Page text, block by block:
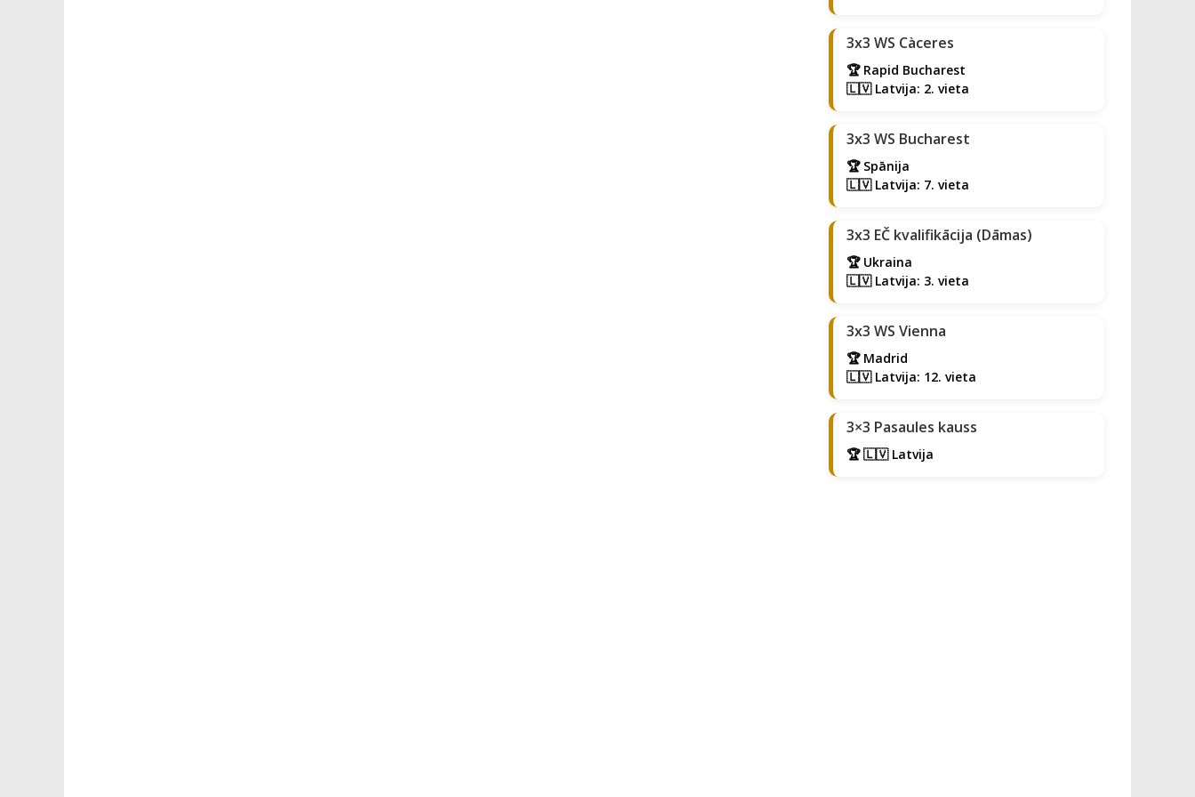
3x3 WS Càceres
🏆 Rapid Bucharest
🇱🇻 Latvija: 2. vieta
3x3 WS Bucharest
🏆 Spānija
🇱🇻 Latvija: 7. vieta
3x3 EČ kvalifikācija (Dāmas)
🏆 Ukraina
🇱🇻 Latvija: 3. vieta
3x3 WS Vienna
🏆 Madrid
🇱🇻 Latvija: 12. vieta
3×3 Pasaules kauss
🏆 🇱🇻 Latvija